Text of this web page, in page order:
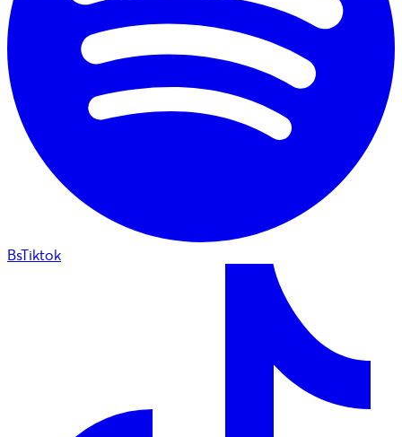
BsTiktok